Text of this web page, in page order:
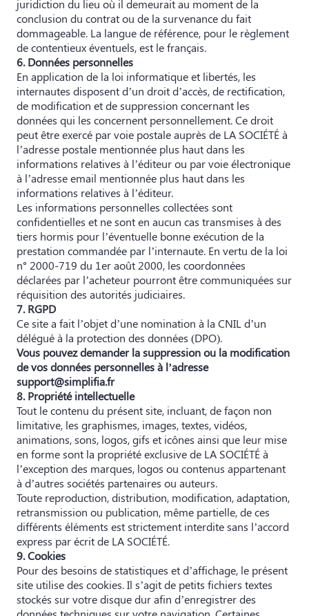
juridiction du lieu où il demeurait au moment de la
conclusion du contrat ou de la survenance du fait
dommageable. La langue de référence, pour le règlement
de contentieux éventuels, est le français.
6. Données personnelles
En application de la loi informatique et libertés, les
internautes disposent d’un droit d’accès, de rectification,
de modification et de suppression concernant les
données qui les concernent personnellement. Ce droit
peut être exercé par voie postale auprès de LA SOCIÉTÉ à
l’adresse postale mentionnée plus haut dans les
informations relatives à l’éditeur ou par voie électronique
à l’adresse email mentionnée plus haut dans les
informations relatives à l’éditeur.
Les informations personnelles collectées sont
confidentielles et ne sont en aucun cas transmises à des
tiers hormis pour l’éventuelle bonne exécution de la
prestation commandée par l’internaute. En vertu de la loi
n° 2000-719 du 1er août 2000, les coordonnées
déclarées par l’acheteur pourront être communiquées sur
réquisition des autorités judiciaires.
7. RGPD
Ce site a fait l’objet d’une nomination à la CNIL d’un
délégué à la protection des données (DPO).
Vous pouvez demander la suppression ou la modification
de vos données personnelles à l’adresse
support@simplifia.fr
8. Propriété intellectuelle
Tout le contenu du présent site, incluant, de façon non
limitative, les graphismes, images, textes, vidéos,
animations, sons, logos, gifs et icônes ainsi que leur mise
en forme sont la propriété exclusive de LA SOCIÉTÉ à
l’exception des marques, logos ou contenus appartenant
à d’autres sociétés partenaires ou auteurs.
Toute reproduction, distribution, modification, adaptation,
retransmission ou publication, même partielle, de ces
différents éléments est strictement interdite sans l’accord
express par écrit de LA SOCIÉTÉ.
9. Cookies
Pour des besoins de statistiques et d’affichage, le présent
site utilise des cookies. Il s’agit de petits fichiers textes
stockés sur votre disque dur afin d’enregistrer des